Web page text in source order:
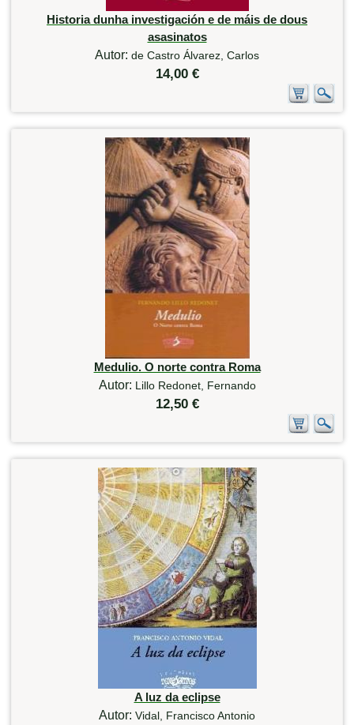
Historia dunha investigación e de máis de dous
asasinatos
Autor: de Castro Álvarez, Carlos
14,00 €
Medulio. O norte contra Roma
Autor: Lillo Redonet, Fernando
12,50 €
A luz da eclipse
Autor: Vidal, Francisco Antonio